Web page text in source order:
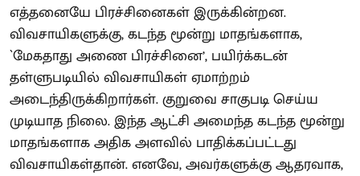
எத்தனையே பிரச்சினைகள் இருக்கின்றன.
விவசாயிகளுக்கு, கடந்த மூன்று மாதங்களாக,
`மேகதாது அணை பிரச்சினை’, பயிர்க்கடன்
தள்ளுபடியில் விவசாயிகள் ஏமாற்றம்
அடைந்திருக்கிறார்கள். குறுவை சாகுபடி செய்ய
முடியாத நிலை. இந்த ஆட்சி அமைந்த கடந்த மூன்று
மாதங்களாக அதிக அளவில் பாதிக்கப்பட்டது
விவசாயிகள்தான். எனவே, அவர்களுக்கு ஆதரவாக,